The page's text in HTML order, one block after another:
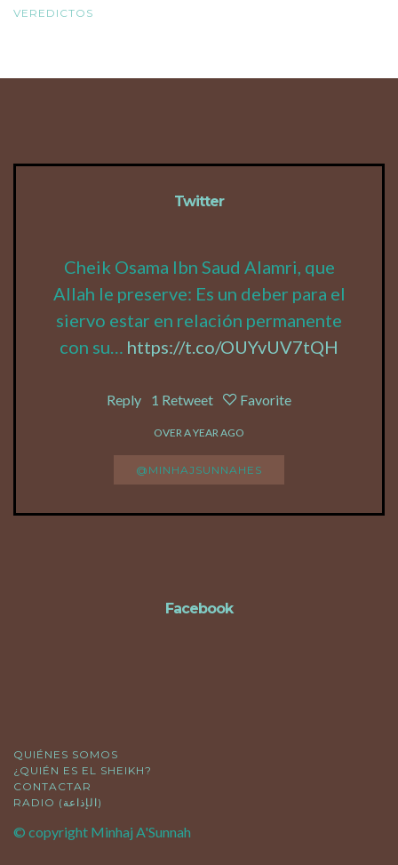
VEREDICTOS
Twitter
Cheik Osama Ibn Saud Alamri, que
Allah le preserve: Es un deber para el
siervo estar en relación permanente
con su… https://t.co/OUYvUV7tQH
Reply 1 Retweet Favorite
OVER A YEAR AGO
@MINHAJSUNNAHES
FOLLOW
Facebook
QUIÉNES SOMOS
¿QUIÉN ES EL SHEIKH?
CONTACTAR
RADIO (الإذاعة)
© copyright Minhaj A'Sunnah